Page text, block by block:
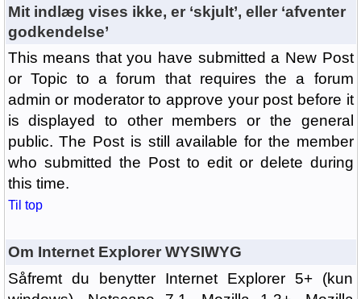
Mit indlæg vises ikke, er ‘skjult’, eller ‘afventer
godkendelse’
This means that you have submitted a New Post
or Topic to a forum that requires the a forum
admin or moderator to approve your post before it
is displayed to other members or the general
public. The Post is still available for the member
who submitted the Post to edit or delete during
this time.
Til top
Om Internet Explorer WYSIWYG
Såfremt du benytter Internet Explorer 5+ (kun